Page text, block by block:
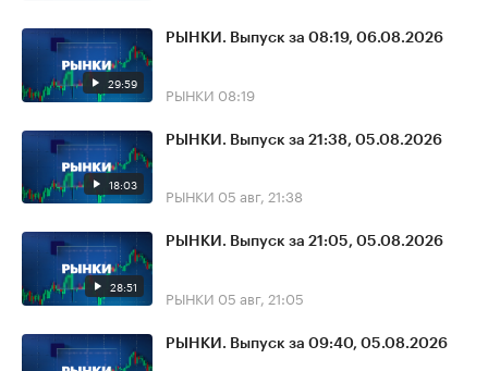
29:59
РЫНКИ. Выпуск за 08:19, 06.08.2026
РЫНКИ 08:19
18:03
РЫНКИ. Выпуск за 21:38, 05.08.2026
РЫНКИ 05 авг, 21:38
28:51
РЫНКИ. Выпуск за 21:05, 05.08.2026
РЫНКИ 05 авг, 21:05
РЫНКИ. Выпуск за 09:40, 05.08.2026